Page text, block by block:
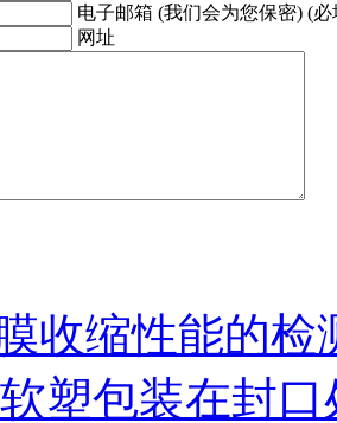
电子邮箱 (我们会为您保密) (必
网址
收缩性能的
塑包装在封